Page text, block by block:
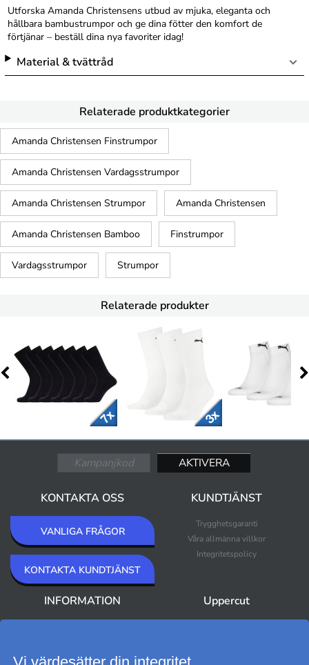
Utforska Amanda Christensens utbud av mjuka, eleganta och
hållbara bambustrumpor och ge dina fötter den komfort de
förtjänar – beställ dina nya favoriter idag!
Material & tvättråd
Relaterade produktkategorier
Amanda Christensen Finstrumpor
Amanda Christensen Vardagsstrumpor
Amanda Christensen Strumpor Amanda Christensen
Amanda Christensen Bamboo Finstrumpor
Vardagsstrumpor Strumpor
Relaterade produkter
KONTAKTA OSS
VANLIGA FRÅGOR
KONTAKTA KUNDTJÄNST
KUNDTJÄNST
Trygghetsgaranti
Våra allmänna villkor
Integritetspolicy
INFORMATION Uppercut